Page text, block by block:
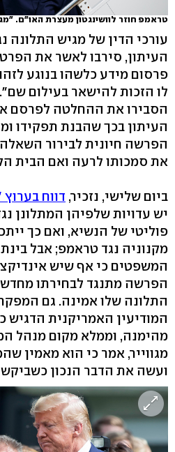
טראמפ חוזר לוושינגטון מעצרת האו"ם.
עורכי הדין של מגיש התלונה
העיתון, סירבו לאשר את
פרסום מידע כלשהו בנוגע
לו הזכות להישאר בעילום
הסבירו את ההחלטה לפרסם
העיתון בכך שהבנת תפקידו
הפרשה חיונית לבירור
את סמכותו לרעה ואם הבית
ביום שלישי, נזכיר, דווח בערוץ
יש עדויות שלפיהן המתלונן
פוליטי של הנשיא, ואם כך
מקנוניה נגד טראמפ; אבל
המשפטים כי אף שיש
הפרשה מתנגד לבחירתו
התלונה שלו אמינה. גם
המודיעין האמריקנית הדגיש
מהימנה, וממלא מקום מנהל
מגווייר, אמר כי הוא מאמין
ועשה את הדבר הנכון